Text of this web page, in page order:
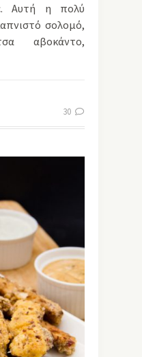
Αυτή η πολύ
σολομό,
αβοκάντο,
30